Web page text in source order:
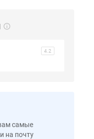
4.2
самые
на почту